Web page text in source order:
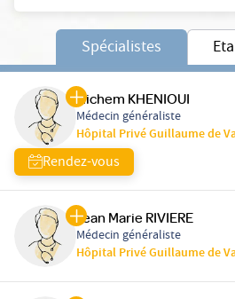
Spécialistes
Hichem KHENIOUI
Médecin généraliste
Hôpital Privé Guillaume de
Rendez-vous
Jean Marie RIVIERE
Médecin généraliste
Hôpital Privé Guillaume de